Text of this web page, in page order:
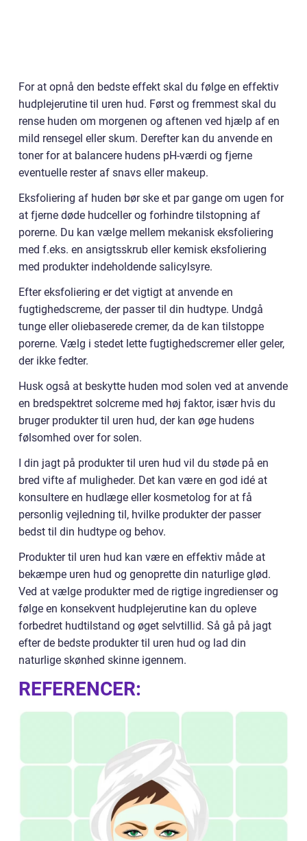
For at opnå den bedste effekt skal du følge en effektiv
hudplejerutine til uren hud. Først og fremmest skal du
rense huden om morgenen og aftenen ved hjælp af en
mild rensegel eller skum. Derefter kan du anvende en
toner for at balancere hudens pH-værdi og fjerne
eventuelle rester af snavs eller makeup.
Eksfoliering af huden bør ske et par gange om ugen for
at fjerne døde hudceller og forhindre tilstopning af
porerne. Du kan vælge mellem mekanisk eksfoliering
med f.eks. en ansigtsskrub eller kemisk eksfoliering
med produkter indeholdende salicylsyre.
Efter eksfoliering er det vigtigt at anvende en
fugtighedscreme, der passer til din hudtype. Undgå
tunge eller oliebaserede cremer, da de kan tilstoppe
porerne. Vælg i stedet lette fugtighedscremer eller geler,
der ikke fedter.
Husk også at beskytte huden mod solen ved at anvende
en bredspektret solcreme med høj faktor, især hvis du
bruger produkter til uren hud, der kan øge hudens
følsomhed over for solen.
I din jagt på produkter til uren hud vil du støde på en
bred vifte af muligheder. Det kan være en god idé at
konsultere en hudlæge eller kosmetolog for at få
personlig vejledning til, hvilke produkter der passer
bedst til din hudtype og behov.
Produkter til uren hud kan være en effektiv måde at
bekæmpe uren hud og genoprette din naturlige glød.
Ved at vælge produkter med de rigtige ingredienser og
følge en konsekvent hudplejerutine kan du opleve
forbedret hudtilstand og øget selvtillid. Så gå på jagt
efter de bedste produkter til uren hud og lad din
naturlige skønhed skinne igennem.
REFERENCER: